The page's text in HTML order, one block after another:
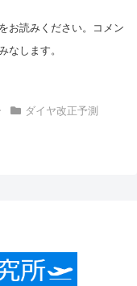
をお読みください。コメン
なします。
ダイヤ改正予測